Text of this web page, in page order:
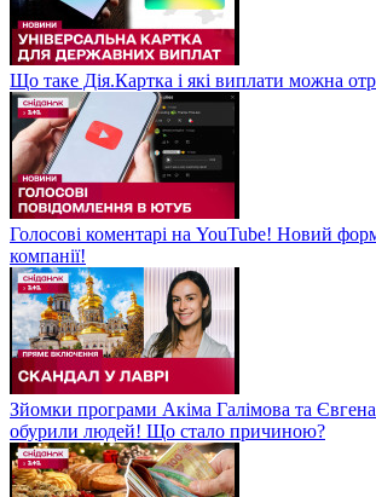
Що таке Дія.Картка і які виплати можна
Голосові коментарі на YouTube! Новий
компанії!
Зйомки програми Акіма Галімова та
обурили людей! Що стало причиною?